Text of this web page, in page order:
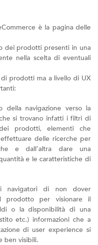
è la pagina delle
dei prodotti presenti in una
nella scelta di eventuali
prodotti ma a livello di UX
della navigazione verso la
si trovano infatti i filtri di
prodotti, elementi che
delle ricerche per
e dall’altra dare una
e le caratteristiche di
navigatori di non dover
prodotto per visionare il
o la disponibilità di una
etc.) informazioni che a
di user experience si
ben visibili.